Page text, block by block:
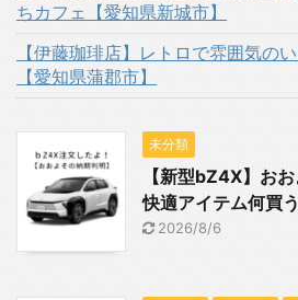
ちカフェ【愛知県新城市】
【伊藤珈琲店】レトロで雰囲気の
【愛知県蒲郡市】
未分類
【新型bZ4X】お
快適アイテム何買
2026/8/6